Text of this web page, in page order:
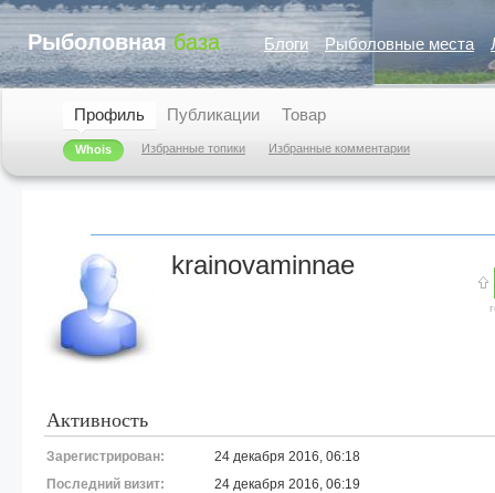
Рыболовная база Блоги Рыболовные места
Профиль
Whois Избранные топики Избранные комментарии
Публикации Товар
krainovaminnae
Активность
Зарегистрирован:
24 декабря 2016, 06:18
Последний визит:
24 декабря 2016, 06:19